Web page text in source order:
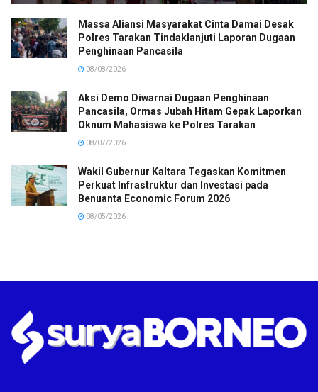
Massa Aliansi Masyarakat Cinta Damai Desak
Polres Tarakan Tindaklanjuti Laporan Dugaan
Penghinaan Pancasila
08/08/2026
Aksi Demo Diwarnai Dugaan Penghinaan
Pancasila, Ormas Jubah Hitam Gepak Laporkan
Oknum Mahasiswa ke Polres Tarakan
08/07/2026
Wakil Gubernur Kaltara Tegaskan Komitmen
Perkuat Infrastruktur dan Investasi pada
Benuanta Economic Forum 2026
08/05/2026